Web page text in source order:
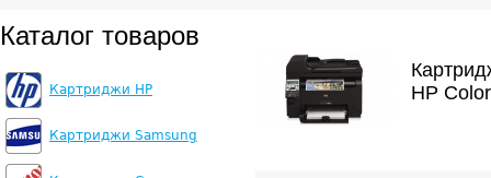
Каталог товаров
Картриджи HP
Картриджи Samsung
HP